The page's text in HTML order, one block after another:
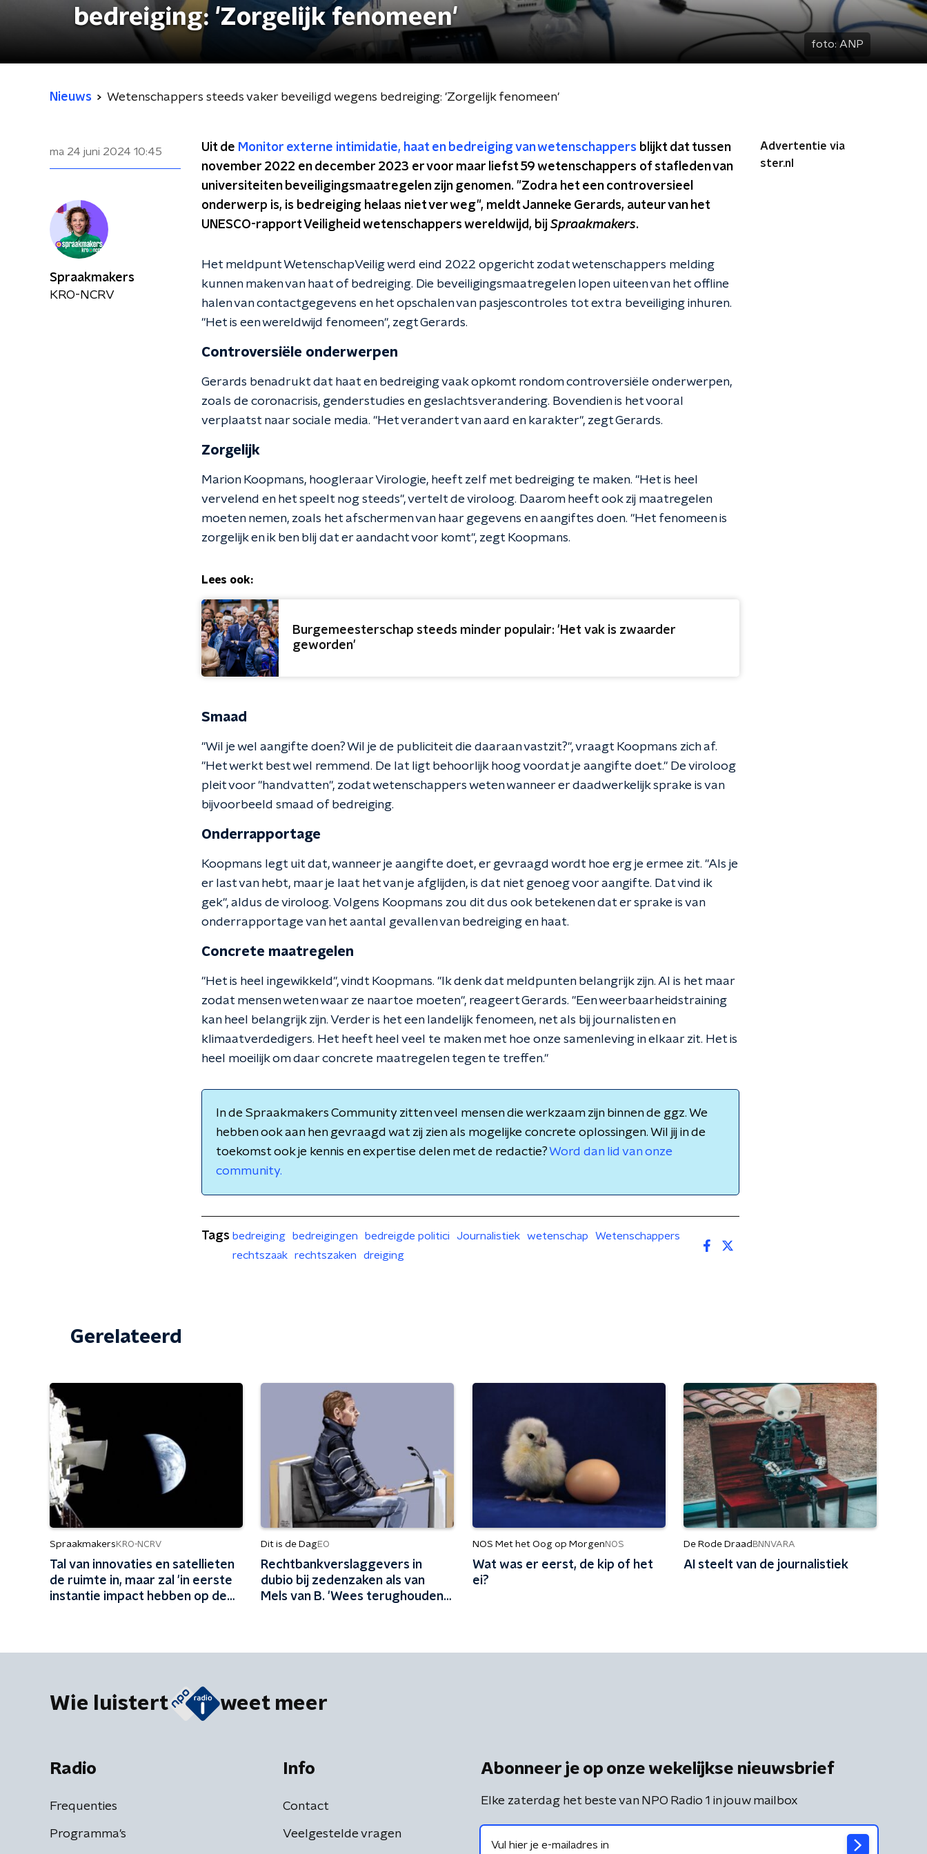
bedreiging: 'Zorgelijk fenomeen'
foto: ANP
Nieuws Wetenschappers steeds vaker beveiligd wegens bedreiging: 'Zorgelijk fenomeen'
ma 24 juni 2024 10:45 Uit de Monitor externe intimidatie, haat en bedreiging van wetenschappers blijkt dat tussen
november 2022 en december 2023 er voor maar liefst 59 wetenschappers of stafleden van
universiteiten beveiligingsmaatregelen zijn genomen. "Zodra het een controversieel
onderwerp is, is bedreiging helaas niet ver weg", meldt Janneke Gerards, auteur van het
UNESCO-rapport Veiligheid wetenschappers wereldwijd, bij Spraakmakers.
Het meldpunt WetenschapVeilig werd eind 2022 opgericht zodat wetenschappers melding
kunnen maken van haat of bedreiging. Die beveiligingsmaatregelen lopen uiteen van het offline
halen van contactgegevens en het opschalen van pasjescontroles tot extra beveiliging inhuren.
"Het is een wereldwijd fenomeen", zegt Gerards.
Controversiële onderwerpen
Gerards benadrukt dat haat en bedreiging vaak opkomt rondom controversiële onderwerpen,
zoals de coronacrisis, genderstudies en geslachtsverandering. Bovendien is het vooral
verplaatst naar sociale media. "Het verandert van aard en karakter", zegt Gerards.
Zorgelijk
Marion Koopmans, hoogleraar Virologie, heeft zelf met bedreiging te maken. "Het is heel
vervelend en het speelt nog steeds", vertelt de viroloog. Daarom heeft ook zij maatregelen
moeten nemen, zoals het afschermen van haar gegevens en aangiftes doen. "Het fenomeen is
zorgelijk en ik ben blij dat er aandacht voor komt", zegt Koopmans.
Lees ook:
Burgemeesterschap steeds minder populair: 'Het vak is zwaarder
geworden'
Smaad
"Wil je wel aangifte doen? Wil je de publiciteit die daaraan vastzit?", vraagt Koopmans zich af.
"Het werkt best wel remmend. De lat ligt behoorlijk hoog voordat je aangifte doet." De viroloog
pleit voor "handvatten", zodat wetenschappers weten wanneer er daadwerkelijk sprake is van
bijvoorbeeld smaad of bedreiging.
Onderrapportage
Koopmans legt uit dat, wanneer je aangifte doet, er gevraagd wordt hoe erg je ermee zit. "Als je
er last van hebt, maar je laat het van je afglijden, is dat niet genoeg voor aangifte. Dat vind ik
gek", aldus de viroloog. Volgens Koopmans zou dit dus ook betekenen dat er sprake is van
onderrapportage van het aantal gevallen van bedreiging en haat.
Concrete maatregelen
"Het is heel ingewikkeld", vindt Koopmans. "Ik denk dat meldpunten belangrijk zijn. Al is het maar
zodat mensen weten waar ze naartoe moeten", reageert Gerards. "Een weerbaarheidstraining
kan heel belangrijk zijn. Verder is het een landelijk fenomeen, net als bij journalisten en
klimaatverdedigers. Het heeft heel veel te maken met hoe onze samenleving in elkaar zit. Het is
heel moeilijk om daar concrete maatregelen tegen te treffen."
In de Spraakmakers Community zitten veel mensen die werkzaam zijn binnen de ggz. We
hebben ook aan hen gevraagd wat zij zien als mogelijke concrete oplossingen. Wil jij in de
toekomst ook je kennis en expertise delen met de redactie?Word dan lid van onze
community.
Advertentie via
ster.nl
Spraakmakers
KRO-NCRV
Tags bedreiging bedreigingen bedreigde politici Journalistiek wetenschap
Wetenschappers
rechtszaak
rechtszaken dreiging
Gerelateerd
Spraakmakers KRO-NCRV
Tal van innovaties en satellieten
de ruimte in, maar zal 'in eerste
instantie impact hebben op de
Dit is de DagEO
Rechtbankverslaggevers in
dubio bij zedenzaken als van
Mels van B. 'Wees terughoudend
NOS Met het Oog op Morgen NOS
Wat was er eerst, de kip of het
ei?
De Rode Draad BNNVARA
AI steelt van de journalistiek
Wie luistert weet meer
Radio
Frequenties
Programma's
Info
Contact
Veelgestelde vragen
Abonneer je op onze wekelijkse nieuwsbrief
Elke zaterdag het beste van NPO Radio 1 in jouw mailbox